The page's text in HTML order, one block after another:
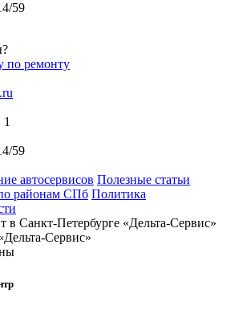
59
по ремонту
59
автосервисов Полезные статьи
районам СПб Политика
Сервис»